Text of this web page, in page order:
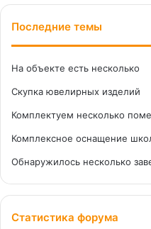
Последние темы
На объекте есть несколько
Скупка ювелирных изделий
Комплектуем несколько
Комплексное оснащение
Обнаружилось несколько
Статистика форума